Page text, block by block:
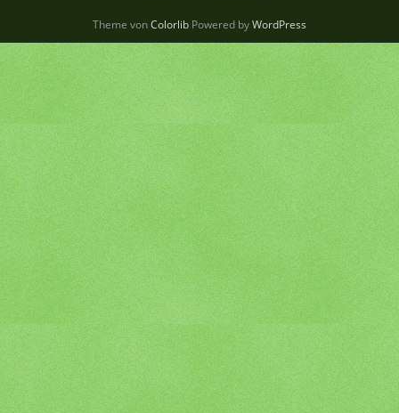
Theme vonColorlib Powered byWordPress